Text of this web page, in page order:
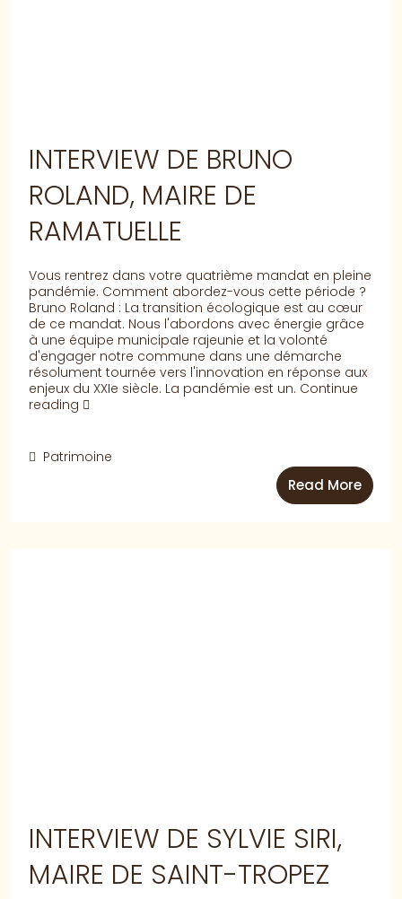
INTERVIEW DE BRUNO
ROLAND, MAIRE DE
RAMATUELLE
Vous rentrez dans votre quatrième mandat en pleine
pandémie. Comment abordez-vous cette période ?
Bruno Roland : La transition écologique est au cœur
de ce mandat. Nous l'abordons avec énergie grâce
à une équipe municipale rajeunie et la volonté
d'engager notre commune dans une démarche
résolument tournée vers l'innovation en réponse aux
enjeux du XXIe siècle. La pandémie est un. Continue
reading
Patrimoine
Read More
INTERVIEW DE SYLVIE SIRI,
MAIRE DE SAINT-TROPEZ